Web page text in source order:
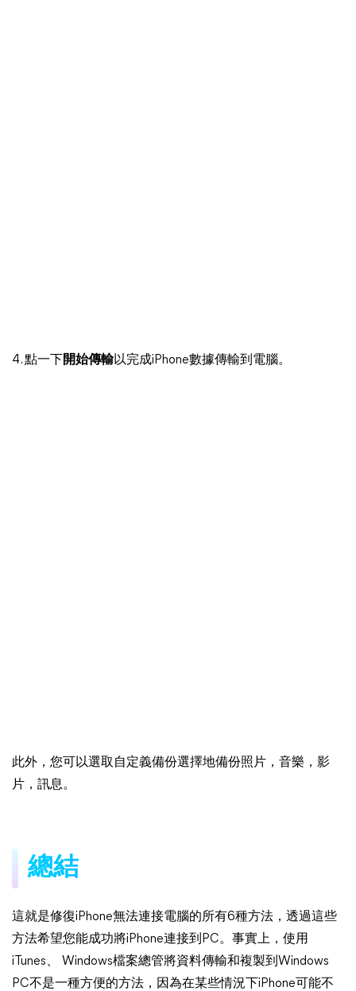
4. 點一下 開始傳輸以完成iPhone數據傳輸到電腦。
此外，您可以選取自定義備份選擇地備份照片，音樂，影
片，訊息。
總結
這就是修復iPhone無法連接電腦的所有6種方法，透過這些
方法希望您能成功將iPhone連接到PC。事實上，使用
iTunes、 Windows檔案總管將資料傳輸和複製到Windows
PC不是一種方便的方法，因為在某些情況下iPhone可能不